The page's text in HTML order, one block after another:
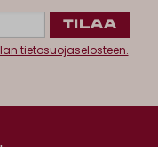
tietosuojaselosteen.